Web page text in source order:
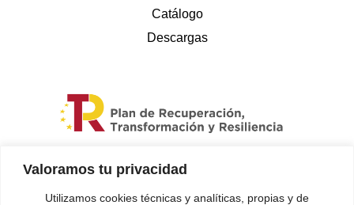
Valoramos tu privacidad
Utilizamos cookies técnicas y analíticas, propias y de
Catálogo
Descargas